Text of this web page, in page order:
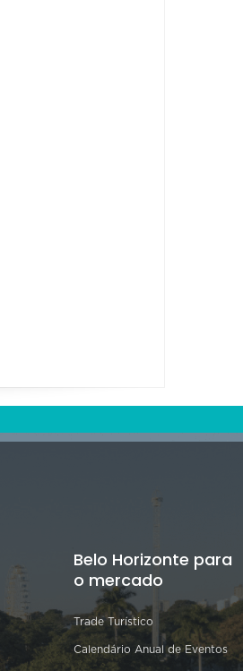
Belo Horizonte para
o mercado
Trade Turístico
Calendário Anual de Eventos